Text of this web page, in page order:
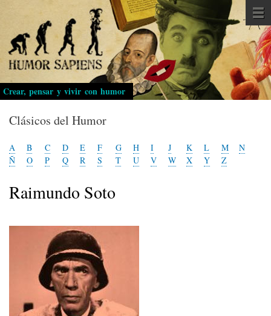
Pasar
al
contenido
principal
Crear, pensar y vivir con humor
Clásicos del Humor
A B C D E F G H I J K L M
N
Ñ
O P Q R S T U V W X Y Z
Raimundo Soto